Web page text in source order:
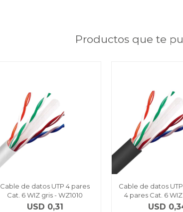
Productos que te
Cable de datos UTP 4 pares
Cat. 6 WIZ gris - WZ1010
USD 0,31
Cable de datos
4 pares Cat. 6 WIZ
USD